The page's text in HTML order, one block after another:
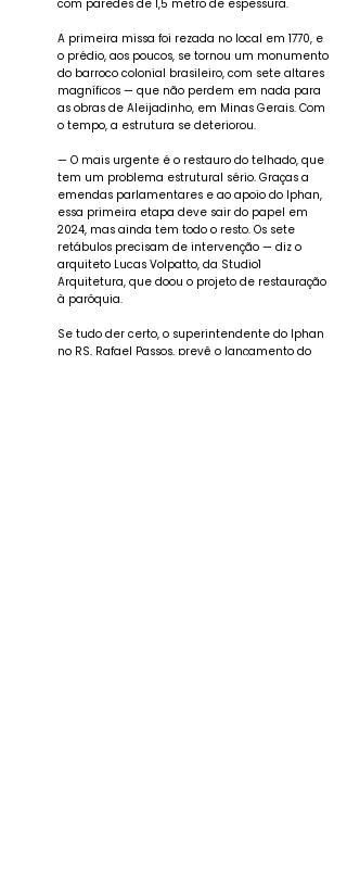
com paredes de 1,5 metro de espessura.
A primeira missa foi rezada no local em 1770, e
o prédio, aos poucos, se tornou um monumento
do barroco colonial brasileiro, com sete altares
magníficos — que não perdem em nada para
as obras de Aleijadinho, em Minas Gerais. Com
o tempo, a estrutura se deteriorou.
— O mais urgente é o restauro do telhado, que
tem um problema estrutural sério. Graças a
emendas parlamentares e ao apoio do Iphan,
essa primeira etapa deve sair do papel em
2024, mas ainda tem todo o resto. Os sete
retábulos precisam de intervenção — diz o
arquiteto Lucas Volpatto, da Studio1
Arquitetura, que doou o projeto de restauração
à paróquia.
Se tudo der certo, o superintendente do Iphan
no RS, Rafael Passos, prevê o lançamento do